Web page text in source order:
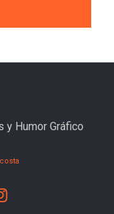
Humor Gráfico